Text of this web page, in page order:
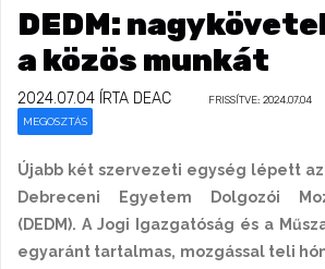
DEDM:
a közös munkát
2024.07.04 ÍRTA DEAC FRISSÍTVE: 2024.07.04
MEGOSZTÁS
Újabb két szervezeti egység lépett
Debreceni Egyetem Dolgozói
(DEDM). A Jogi Igazgatóság és a
egyaránt tartalmas, mozgással teli